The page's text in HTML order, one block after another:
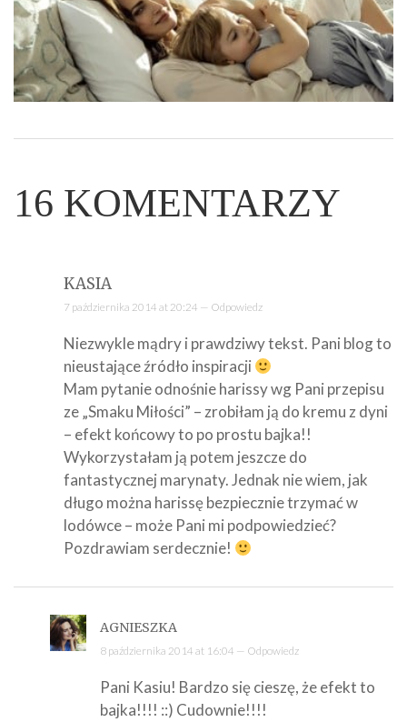
16 KOMENTARZY
KASIA
7 października 2014 at 20:24 — Odpowiedz
Niezwykle mądry i prawdziwy tekst. Pani blog to
nieustające źródło inspiracji
Mam pytanie odnośnie harissy wg Pani przepisu
ze „Smaku Miłości” – zrobiłam ją do kremu z dyni
– efekt końcowy to po prostu bajka!!
Wykorzystałam ją potem jeszcze do
fantastycznej marynaty. Jednak nie wiem, jak
długo można harissę bezpiecznie trzymać w
lodówce – może Pani mi podpowiedzieć?
Pozdrawiam serdecznie!
AGNIESZKA
8 października 2014 at 16:04 — Odpowiedz
Pani Kasiu! Bardzo się cieszę, że efekt to
bajka!!!! ::) Cudownie!!!!